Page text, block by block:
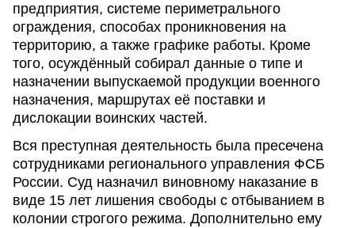
предприятия, системе периметрального
ограждения, способах проникновения на
территорию, а также графике работы. Кроме
того, осуждённый собирал данные о типе и
назначении выпускаемой продукции военного
назначения, маршрутах её поставки и
дислокации воинских частей.
Вся преступная деятельность была пресечена
сотрудниками регионального управления ФСБ
России. Суд назначил виновному наказание в
виде 15 лет лишения свободы с отбыванием в
колонии строгого режима. Дополнительно ему